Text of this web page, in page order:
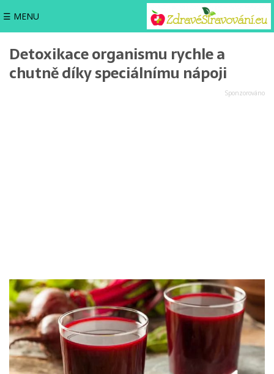
☰ MENU
Detoxikace organismu rychle a
chutně díky speciálnímu nápoji